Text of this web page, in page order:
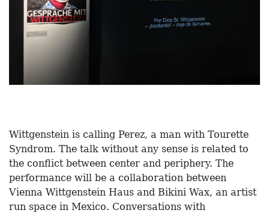
Wittgenstein is calling Perez, a man with Tourette
Syndrom. The talk without any sense is related to
the conflict between center and periphery. The
performance will be a collaboration between
Vienna Wittgenstein Haus and Bikini Wax, an artist
run space in Mexico. Conversations with